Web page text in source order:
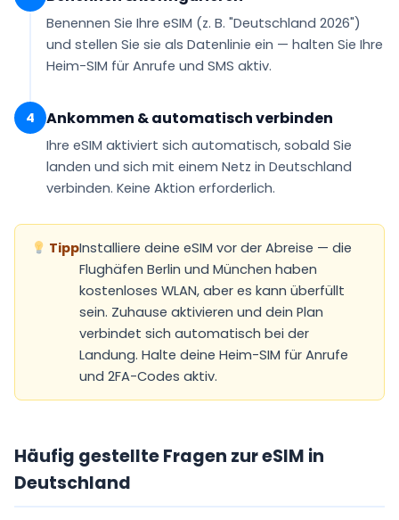
Benennen Sie Ihre eSIM (z. B. "Deutschland 2026")
und stellen Sie sie als Datenlinie ein — halten Sie Ihre
Heim-SIM für Anrufe und SMS aktiv.
4 Ankommen & automatisch verbinden
Ihre eSIM aktiviert sich automatisch, sobald Sie
landen und sich mit einem Netz in Deutschland
verbinden. Keine Aktion erforderlich.
TippInstalliere deine eSIM vor der Abreise — die
Flughäfen Berlin und München haben
kostenloses WLAN, aber es kann überfüllt
sein. Zuhause aktivieren und dein Plan
verbindet sich automatisch bei der
Landung. Halte deine Heim-SIM für Anrufe
und 2FA-Codes aktiv.
Häufig gestellte Fragen zur eSIM in
Deutschland